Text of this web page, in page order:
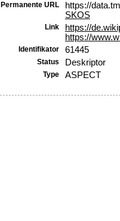
Permanente URL
https://
SKOS
Link
https://
https://
Identifikator 61445
Status Deskriptor
Type ASPECT